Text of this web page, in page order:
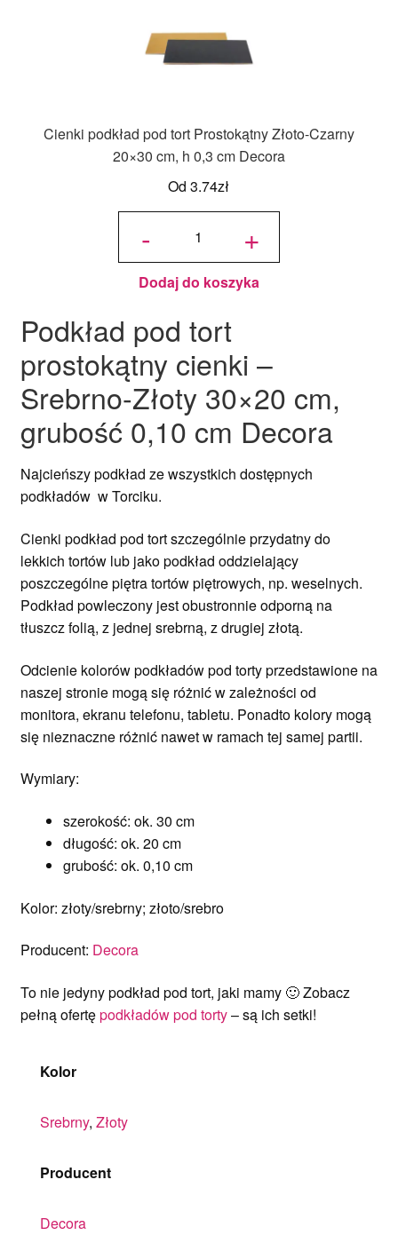
Cienki podkład pod tort Prostokątny Złoto-Czarny
20×30 cm, h 0,3 cm Decora
Od3.74zł
-
ilość Cienki
Prostokątny
Złoto-
Czarny
20x30 cm,
h 0,3 cm
+
Dodaj do koszyka
Podkład pod tort
prostokątny cienki –
Srebrno-Złoty 30×20 cm,
grubość 0,10 cm Decora
Najcieńszy podkład ze wszystkich dostępnych
podkładów w Torciku.
Cienki podkład pod tort szczególnie przydatny do
lekkich tortów lub jako podkład oddzielający
poszczególne piętra tortów piętrowych, np. weselnych.
Podkład powleczony jest obustronnie odporną na
tłuszcz folią, z jednej srebrną, z drugiej złotą.
Odcienie kolorów podkładów pod torty przedstawione na
naszej stronie mogą się różnić w zależności od
monitora, ekranu telefonu, tabletu. Ponadto kolory mogą
się nieznaczne różnić nawet w ramach tej samej partii.
Wymiary:
szerokość: ok. 30 cm
długość: ok. 20 cm
grubość: ok. 0,10 cm
Kolor: złoty/srebrny; złoto/srebro
Producent: Decora
To nie jedyny podkład pod tort, jaki mamy 🙂 Zobacz
pełną ofertępodkładów pod torty– są ich setki!
Kolor
Srebrny,Złoty
Producent
Decora